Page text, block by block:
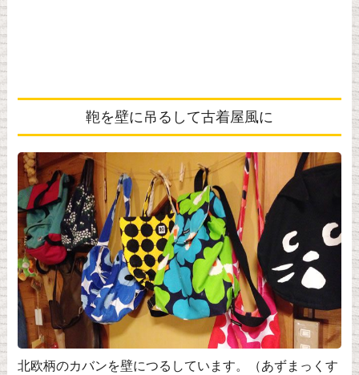
鞄を壁に吊るして古着屋風に
北欧柄のカバンを壁につるしています。（あずまっくす